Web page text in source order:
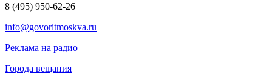
8 (495) 950-62-26
info@govoritmoskva.ru
Реклама на радио
Города вещания